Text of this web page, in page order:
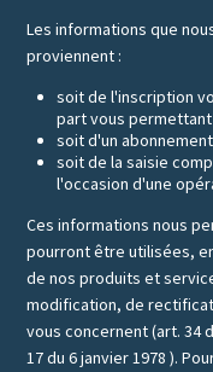
Les informations que
proviennent :
soit de l'inscription
part vous
soit d'un
soit de la saisie
l'occasion d'une
Ces informations nous
pourront être utilisées,
de nos produits et
modification, de
vous concernent (art. 34
17 du 6 janvier 1978 ).